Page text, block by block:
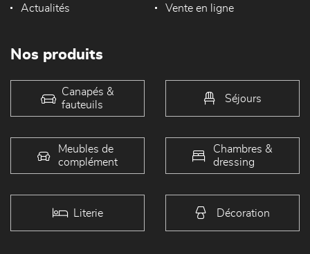
Actualités Vente en ligne
Nos produits
Canapés &
fauteuils
Séjours
Meubles de
complément
Chambres &
dressing
Literie Décoration